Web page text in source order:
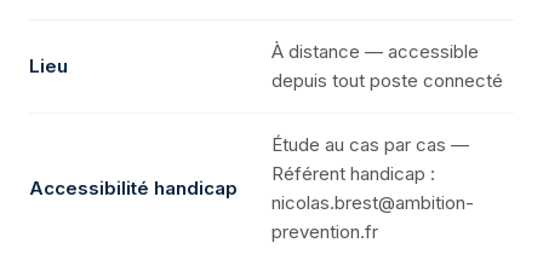
Lieu
À distance — accessible
depuis tout poste connecté
Accessibilité handicap
Étude au cas par cas —
Référent handicap :
nicolas.brest@ambition-
prevention.fr